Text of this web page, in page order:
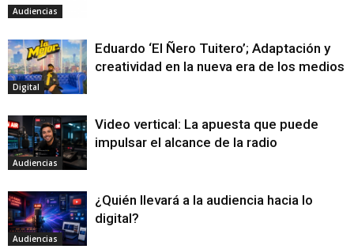
Audiencias
Digital
Eduardo ‘El Ñero Tuitero’; Adaptación y
creatividad en la nueva era de los medios
Audiencias
Video vertical: La apuesta que puede
impulsar el alcance de la radio
Audiencias
¿Quién llevará a la audiencia hacia lo
digital?